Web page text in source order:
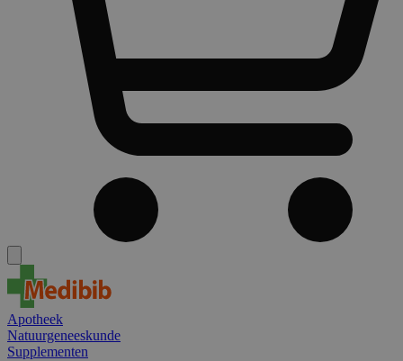
Apotheek
Natuurgeneeskunde
Supplementen